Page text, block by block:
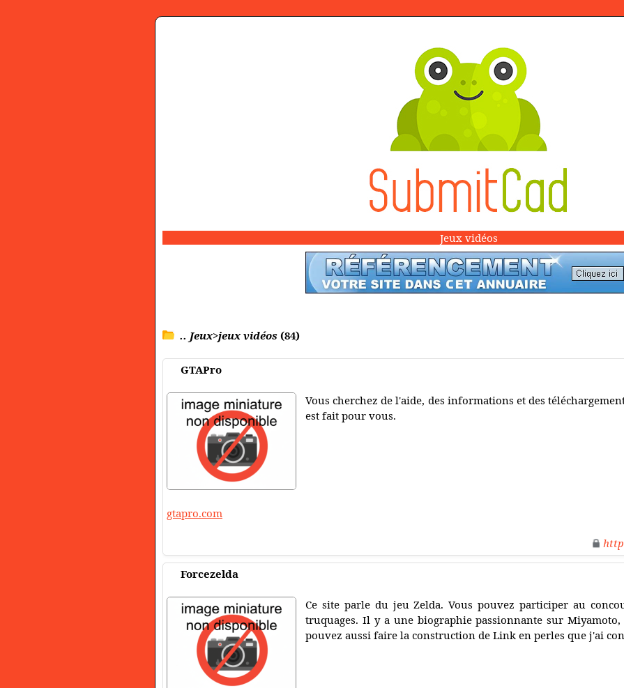
Jeux vidéos
.. Jeux>jeux vidéos (84)
GTAPro
Vous cherchez de l'aide, des informations et des
est fait pour vous.
gtapro.com
Forcezelda
Ce site parle du jeu Zelda. Vous pouvez participer au
truquages. Il y a une biographie passionnante sur Miyamoto,
pouvez aussi faire la construction de Link en perles que j'ai